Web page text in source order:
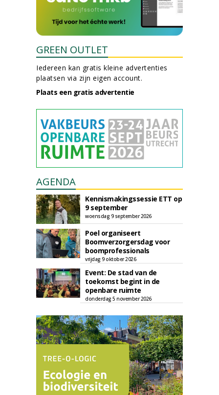
GREEN OUTLET
Iedereen kan gratis kleine advertenties
plaatsen via zijn eigen account.
Plaats een gratis advertentie
AGENDA
Kennismakingssessie ETT op
9 september
woensdag 9 september 2026
Poel organiseert
Boomverzorgersdag voor
boomprofessionals
vrijdag 9 oktober 2026
Event: De stad van de
toekomst begint in de
openbare ruimte
donderdag 5 november 2026